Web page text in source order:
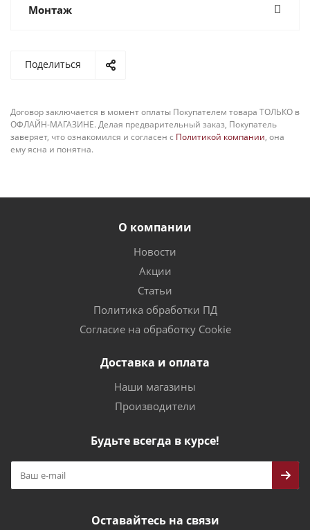
Монтаж
Поделиться
Договор заключается в момент оплаты Покупателем товара ТОЛЬКО в
ОФЛАЙН-МАГАЗИНЕ. Делая предварительный заказ, Покупатель
заверяет, что ознакомился и согласен с Политикой компании, она
ему ясна и понятна.
О компании
Новости
Акции
Статьи
Политика обработки ПД
Согласие на обработку Cookie
Доставка и оплата
Наши магазины
Производители
Будьте всегда в курсе!
Оставайтесь на связи